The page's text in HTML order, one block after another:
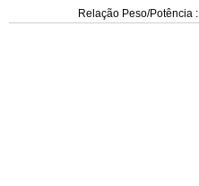
Relação Peso/Potência :